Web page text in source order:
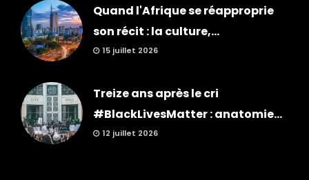
Quand l'Afrique se réapproprie
son récit : la culture,...
15 juillet 2026
Treize ans après le cri
#BlackLivesMatter : anatomie...
12 juillet 2026